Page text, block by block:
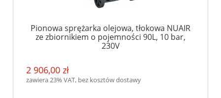
Pionowa sprężarka olejowa, tłokowa NUAIR
ze zbiornikiem o pojemności 90L, 10 bar,
230V
2 906,00 zł
zawiera 23% VAT, bez kosztów dostawy